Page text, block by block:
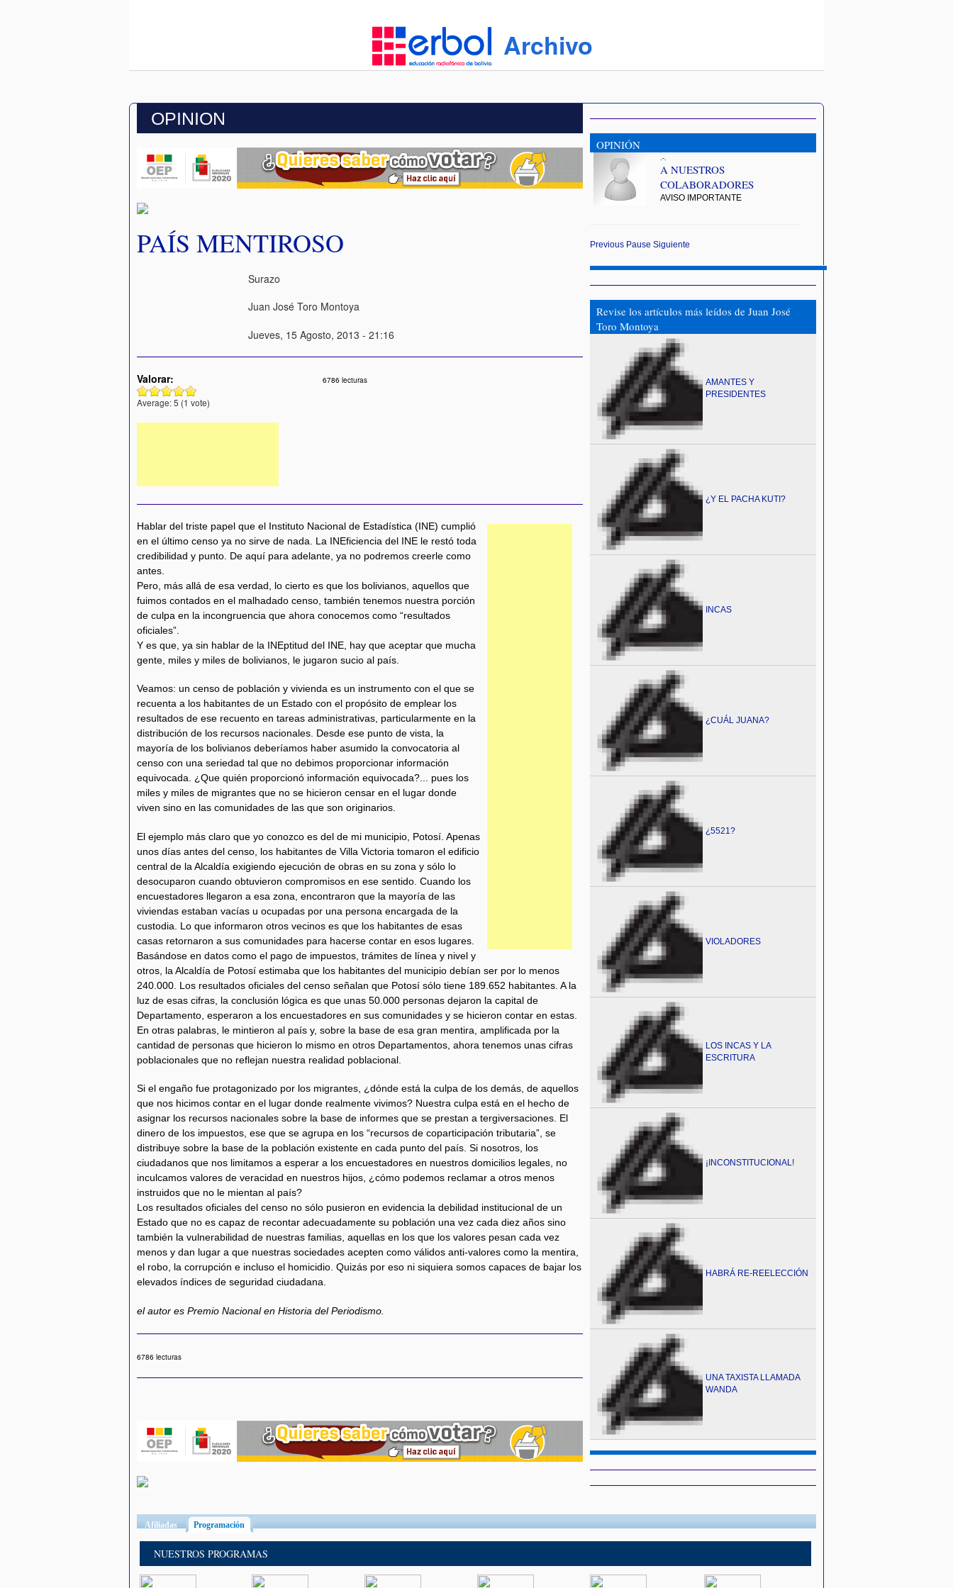
Archivo
OPINION
PAÍS MENTIROSO
Surazo
Juan José Toro Montoya
Jueves, 15 Agosto, 2013 - 21:16
Valorar:
Average:5 (1 vote)
6786 lecturas
Hablar del triste papel que el Instituto Nacional de Estadística (INE) cumplió
en el último censo ya no sirve de nada. La INEficiencia del INE le restó toda
credibilidad y punto. De aquí para adelante, ya no podremos creerle como
antes.
Pero, más allá de esa verdad, lo cierto es que los bolivianos, aquellos que
fuimos contados en el malhadado censo, también tenemos nuestra porción
de culpa en la incongruencia que ahora conocemos como “resultados
oficiales”.
Y es que, ya sin hablar de la INEptitud del INE, hay que aceptar que mucha
gente, miles y miles de bolivianos, le jugaron sucio al país.
Veamos: un censo de población y vivienda es un instrumento con el que se
recuenta a los habitantes de un Estado con el propósito de emplear los
resultados de ese recuento en tareas administrativas, particularmente en la
distribución de los recursos nacionales. Desde ese punto de vista, la
mayoría de los bolivianos deberíamos haber asumido la convocatoria al
censo con una seriedad tal que no debimos proporcionar información
equivocada. ¿Que quién proporcionó información equivocada?... pues los
miles y miles de migrantes que no se hicieron censar en el lugar donde
viven sino en las comunidades de las que son originarios.
El ejemplo más claro que yo conozco es del de mi municipio, Potosí. Apenas
unos días antes del censo, los habitantes de Villa Victoria tomaron el edificio
central de la Alcaldía exigiendo ejecución de obras en su zona y sólo lo
desocuparon cuando obtuvieron compromisos en ese sentido. Cuando los
encuestadores llegaron a esa zona, encontraron que la mayoría de las
viviendas estaban vacías u ocupadas por una persona encargada de la
custodia. Lo que informaron otros vecinos es que los habitantes de esas
casas retornaron a sus comunidades para hacerse contar en esos lugares.
Basándose en datos como el pago de impuestos, trámites de línea y nivel y
otros, la Alcaldía de Potosí estimaba que los habitantes del municipio debían ser por lo menos
240.000. Los resultados oficiales del censo señalan que Potosí sólo tiene 189.652 habitantes. A la
luz de esas cifras, la conclusión lógica es que unas 50.000 personas dejaron la capital de
Departamento, esperaron a los encuestadores en sus comunidades y se hicieron contar en estas.
En otras palabras, le mintieron al país y, sobre la base de esa gran mentira, amplificada por la
cantidad de personas que hicieron lo mismo en otros Departamentos, ahora tenemos unas cifras
poblacionales que no reflejan nuestra realidad poblacional.
Si el engaño fue protagonizado por los migrantes, ¿dónde está la culpa de los demás, de aquellos
que nos hicimos contar en el lugar donde realmente vivimos? Nuestra culpa está en el hecho de
asignar los recursos nacionales sobre la base de informes que se prestan a tergiversaciones. El
dinero de los impuestos, ese que se agrupa en los “recursos de coparticipación tributaria”, se
distribuye sobre la base de la población existente en cada punto del país. Si nosotros, los
ciudadanos que nos limitamos a esperar a los encuestadores en nuestros domicilios legales, no
inculcamos valores de veracidad en nuestros hijos, ¿cómo podemos reclamar a otros menos
instruidos que no le mientan al país?
Los resultados oficiales del censo no sólo pusieron en evidencia la debilidad institucional de un
Estado que no es capaz de recontar adecuadamente su población una vez cada diez años sino
también la vulnerabilidad de nuestras familias, aquellas en los que los valores pesan cada vez
menos y dan lugar a que nuestras sociedades acepten como válidos anti-valores como la mentira,
el robo, la corrupción e incluso el homicidio. Quizás por eso ni siquiera somos capaces de bajar los
elevados índices de seguridad ciudadana.
el autor es Premio Nacional en Historia del Periodismo.
6786 lecturas
OPINIÓN
.-.
A NUESTROS
COLABORADORES
AVISO IMPORTANTE
Previous Pause Siguiente
Revise los artículos más leídos de Juan José
Toro Montoya
AMANTES Y
PRESIDENTES
¿Y EL PACHA KUTI?
INCAS
¿CUÁL JUANA?
¿5521?
VIOLADORES
LOS INCAS Y LA
ESCRITURA
¡INCONSTITUCIONAL!
HABRÁ RE-REELECCIÓN
UNA TAXISTA LLAMADA
WANDA
Afiliadas Programación
NUESTROS PROGRAMAS